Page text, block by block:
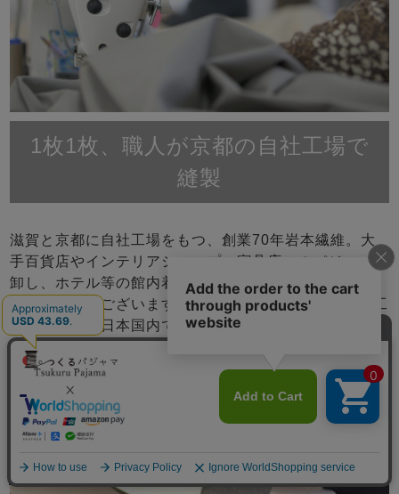
メニュー
1枚1枚、職人が京都の自社工場で
縫製
滋賀と京都に自社工場をもつ、創業70年岩本繊維。大
手百貨店やインテリアショップ、寝具店へのパジャマの
卸し、ホテル等の館内着製造は年間10,000枚以上の多
数販売実績がございます。原材料を輸入、染、織、加工
縫製をすべて日本国内で行っているパジャマ専門店で
す。